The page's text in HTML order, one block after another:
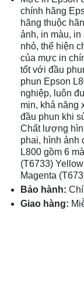
chính hãng
hãng thuộc
ảnh, in màu,
nhỏ, thể hiện
của mực in
tốt với đầu
phun Epson
nghiệp, luôn
mịn, khả năng
đầu phun khi
Chất lượng
phai, hình ảnh
L800 gồm 6
(T6733)
Magenta
Bảo hành:
Giao hàng: